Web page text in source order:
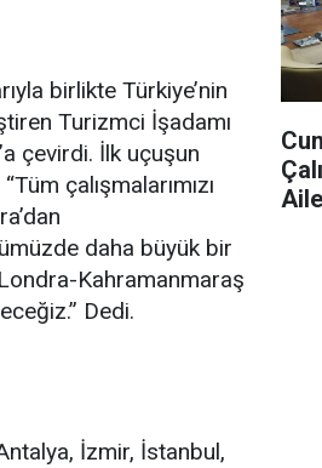
birlikte Türkiye’nin
Turizmci İşadamı
çevirdi. İlk uçuşun
çalışmalarımızı
daha büyük bir
Kahramanmaraş
Dedi.
İzmir, İstanbul,